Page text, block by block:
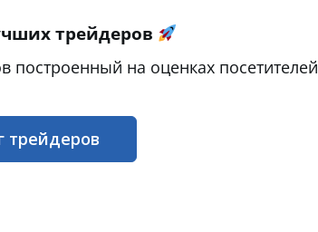
трейдеров
построенный на оценках посетителей
трейдеров